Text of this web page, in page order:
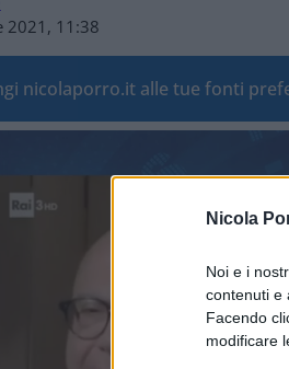
Nicola
Noi e i
contenuti e
Facendo
modificare
2021, 11:38
nicolaporro.it alle tue fonti